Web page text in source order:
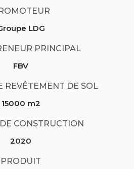
LDG
PRINCIPAL
FBV
REVÊTEMENT DE SOL
15000 m2
CONSTRUCTION
2020
PRODUIT